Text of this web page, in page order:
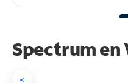
Spectrum en
<